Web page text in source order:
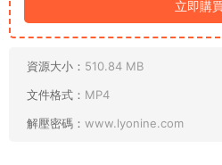
立即購
資源大小： 510.84 MB
文件格式： MP4
解壓密碼： www.lyonine.com